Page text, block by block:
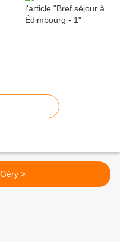
Prieuré Saint-Géry >